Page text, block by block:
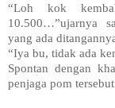
“Loh kok
10.500…”ujarnya
yang ada
“Iya bu, tidak ada
Spontan dengan
penjaga pom